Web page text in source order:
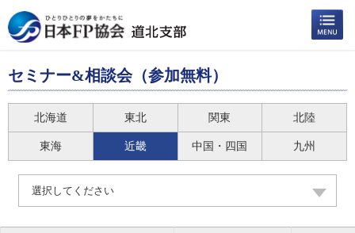
セミナー&相談会（参加無料）
北海道 東北 関東 北陸
東海 近畿 中国・四国 九州
選択してください